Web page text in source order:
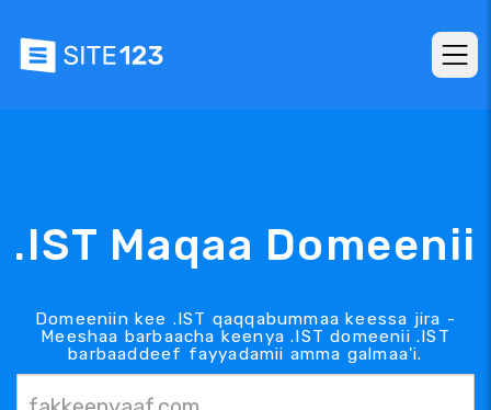
.IST Maqaa Domeenii
Domeeniin kee .IST qaqqabummaa keessa jira -
Meeshaa barbaacha keenya .IST domeenii .IST
barbaaddeef fayyadamii amma galmaa'i.